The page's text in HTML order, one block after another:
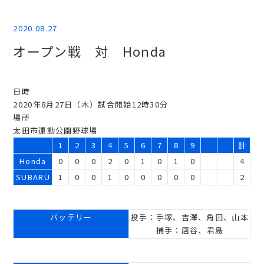
2020.08.27
オープン戦 対 Honda
日時
2020年8月27日（木）試合開始12時30分
場所
太田市運動公園野球場
1
2 3 4 5 6 7 8 9
計
Honda
0 0 0 2 0 1 0 1 0
4
SUBARU
1 0 0 1 0 0 0 0 0 2
バッテリー
投手：手塚、吉澤、角田、山本
捕手：唐谷、君島